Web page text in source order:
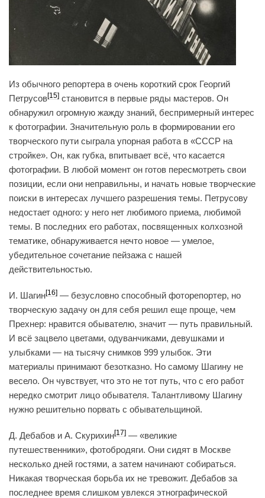
Из обычного репортера в очень короткий срок Георгий
Петрусов[15] становится в первые ряды мастеров. Он
обнаружил огромную жажду знаний, беспримерный интерес
к фотографии. Значительную роль в формировании его
творческого пути сыграла упорная работа в «СССР на
стройке». Он, как губка, впитывает всё, что касается
фотографии. В любой момент он готов пересмотреть свои
позиции, если они неправильны, и начать новые творческие
поиски в интересах лучшего разрешения темы. Петрусову
недостает одного: у него нет любимого приема, любимой
темы. В последних его работах, посвященных колхозной
тематике, обнаруживается нечто новое — умелое,
убедительное сочетание пейзажа с нашей
действительностью.
И. Шагин[16] — безусловно способный фоторепортер, но
творческую задачу он для себя решил еще проще, чем
Прехнер: нравится обывателю, значит — путь правильный.
И всё зацвело цветами, одуванчиками, девушками и
улыбками — на тысячу снимков 999 улыбок. Эти
материалы принимают безотказно. Но самому Шагину не
весело. Он чувствует, что это не тот путь, что с его работ
нередко смотрит лицо обывателя. Талантливому Шагину
нужно решительно порвать с обывательщиной.
Д. Дебабов и А. Скурихин[17] — «великие
путешественники», фотобродяги. Они сидят в Москве
несколько дней гостями, а затем начинают собираться.
Никакая творческая борьба их не тревожит. Дебабов за
последнее время слишком увлекся этнографической